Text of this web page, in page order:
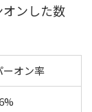
オンした数
ーオン率